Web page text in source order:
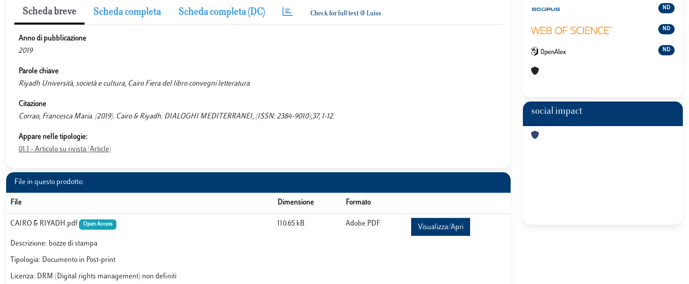
Scheda breve Scheda completa Scheda completa (DC)
Anno di pubblicazione
2019
Parole chiave
Riyadh Università, società e cultura, Cairo Fiera del libro convegni letteratura
Citazione
Corrao, Francesca Maria. (2019). Cairo & Riyadh. DIALOGHI MEDITERRANEI, (ISSN: 2384-9010),37, 1-12.
Appare nelle tipologie:
01.1 - Articolo su rivista (Article)
File in questo prodotto:
File Dimensione Formato
CAIRO & RIYADH.pdf Open Access
Descrizione: bozze di stampa
Tipologia: Documento in Post-print
Licenza: DRM (Digital rights management) non definiti
110.65 kB Adobe PDF Visualizza/Apri
ND
ND
ND
social impact